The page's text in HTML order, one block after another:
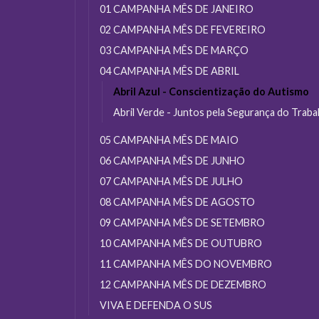
01 CAMPANHA MÊS DE JANEIRO
02 CAMPANHA MÊS DE FEVEREIRO
03 CAMPANHA MÊS DE MARÇO
04 CAMPANHA MÊS DE ABRIL
Abril Azul - Conscientização do Autismo
Abril Verde - Juntos pela Segurança do
05 CAMPANHA MÊS DE MAIO
06 CAMPANHA MÊS DE JUNHO
07 CAMPANHA MÊS DE JULHO
08 CAMPANHA MÊS DE AGOSTO
09 CAMPANHA MÊS DE SETEMBRO
10 CAMPANHA MÊS DE OUTUBRO
11 CAMPANHA MÊS DO NOVEMBRO
12 CAMPANHA MÊS DE DEZEMBRO
VIVA E DEFENDA O SUS